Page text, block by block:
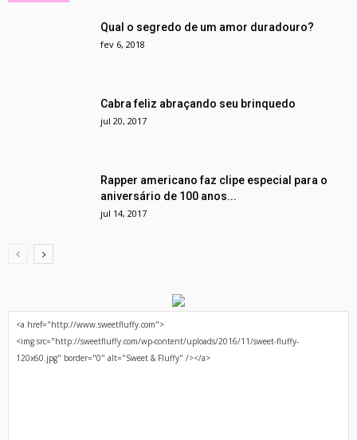
Qual o segredo de um amor duradouro?
fev 6, 2018
Cabra feliz abraçando seu brinquedo
jul 20, 2017
Rapper americano faz clipe especial para o
aniversário de 100 anos...
jul 14, 2017